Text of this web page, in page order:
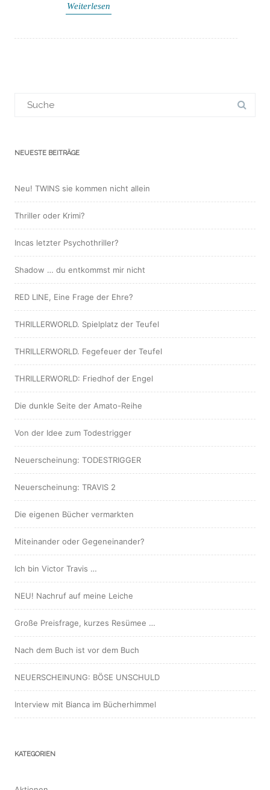
Weiterlesen
für:
NEUESTE BEITRÄGE
Neu! TWINS sie kommen nicht allein
Thriller oder Krimi?
Incas letzter Psychothriller?
Shadow … du entkommst mir nicht
RED LINE, Eine Frage der Ehre?
THRILLERWORLD. Spielplatz der Teufel
THRILLERWORLD. Fegefeuer der Teufel
THRILLERWORLD: Friedhof der Engel
Die dunkle Seite der Amato-Reihe
Von der Idee zum Todestrigger
Neuerscheinung: TODESTRIGGER
Neuerscheinung: TRAVIS 2
Die eigenen Bücher vermarkten
Miteinander oder Gegeneinander?
Ich bin Victor Travis …
NEU! Nachruf auf meine Leiche
Große Preisfrage, kurzes Resümee …
Nach dem Buch ist vor dem Buch
NEUERSCHEINUNG: BÖSE UNSCHULD
Interview mit Bianca im Bücherhimmel
KATEGORIEN